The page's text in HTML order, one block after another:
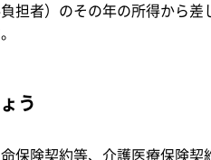
担者）のその年の所得から
う
保険契約等、介護医療保険